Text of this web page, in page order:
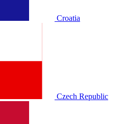
Croatia
Czech Republic